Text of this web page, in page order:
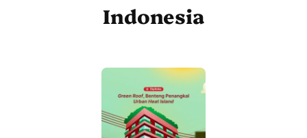
Indonesia